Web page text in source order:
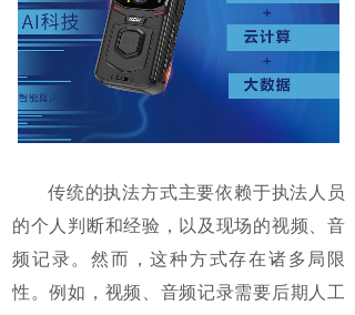
传统的执法方式主要依赖于执法人员
的个人判断和经验，以及现场的视频、音
频记录。然而，这种方式存在诸多局限
性。例如，视频、音频记录需要后期人工